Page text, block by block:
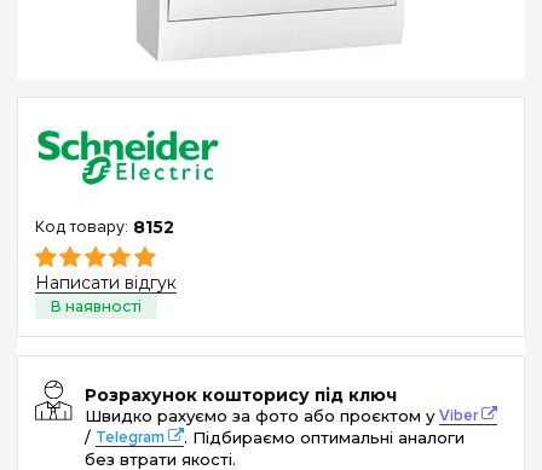
8152
Написати відгук
Розрахунок кошторису під ключ
Швидко рахуємо за фото або проєктом уViber
/ Telegram
. Підбираємо оптимальні аналоги
без втрати якості.